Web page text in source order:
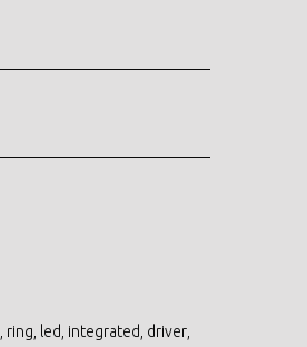
ring led integrated driver